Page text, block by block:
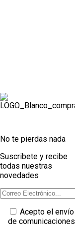
No te pierdas nada
Suscribete y recibe
todas nuestras
novedades
Acepto el envío
de comunicaciones